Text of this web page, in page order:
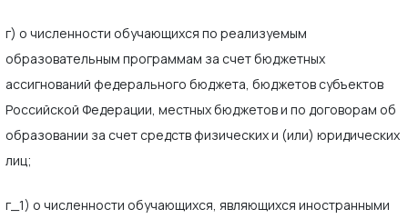
г) о численности обучающихся по реализуемым
образовательным программам за счет бюджетных
ассигнований федерального бюджета, бюджетов субъектов
Российской Федерации, местных бюджетов и по договорам об
образовании за счет средств физических и (или) юридических
лиц;
г_1) о численности обучающихся, являющихся иностранными